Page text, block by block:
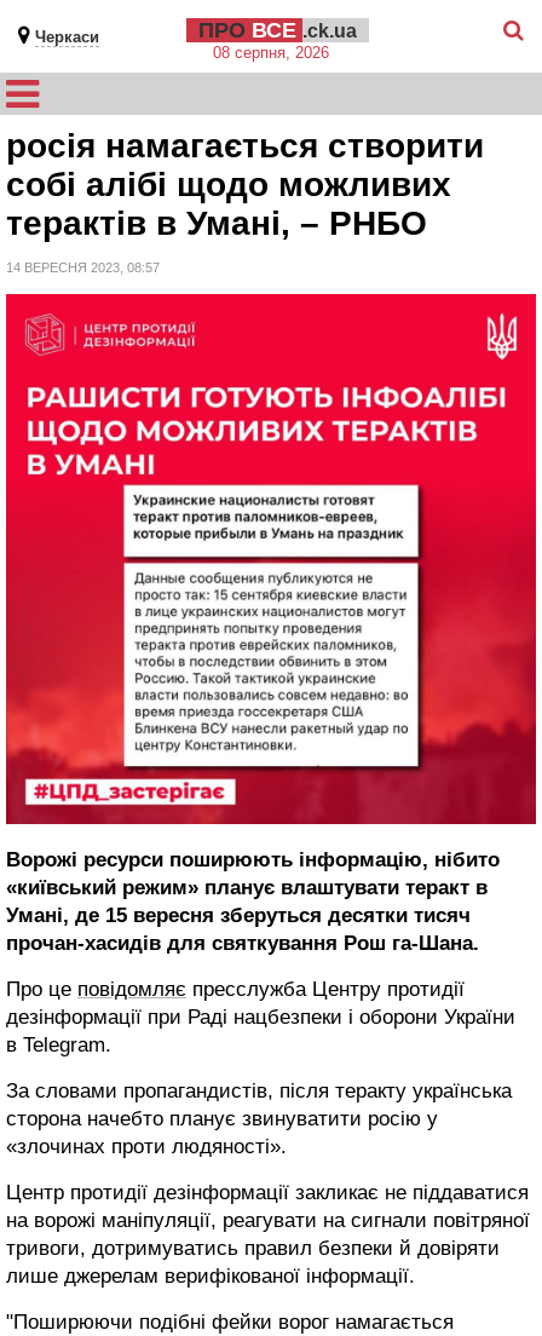
Черкаси ПРО ВСЕ .ck.ua
08 серпня, 2026
росія намагається створити
собі алібі щодо можливих
терактів в Умані, – РНБО
14 ВЕРЕСНЯ 2023, 08:57
Ворожі ресурси поширюють інформацію, нібито
«київський режим» планує влаштувати теракт в
Умані, де 15 вересня зберуться десятки тисяч
прочан-хасидів для святкування Рош га-Шана.
Про це повідомляє пресслужба Центру протидії
дезінформації при Раді нацбезпеки і оборони України
в Telegram.
За словами пропагандистів, після теракту українська
сторона начебто планує звинуватити росію у
«злочинах проти людяності».
Центр протидії дезінформації закликає не піддаватися
на ворожі маніпуляції, реагувати на сигнали повітряної
тривоги, дотримуватись правил безпеки й довіряти
лише джерелам верифікованої інформації.
"Поширюючи подібні фейки ворог намагається